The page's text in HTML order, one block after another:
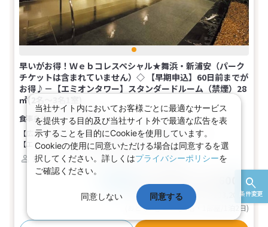
条件変更
早いがお得！Ｗｅｂコレスペシャル★舞浜・新浦安（パーク
チケットは含まれていません）◇ 【早期申込】60日前までが
お得♪－【エミオンタワー】スタンダードルーム（禁煙）28
㎡(2名～3名1室)
食事なし
【広さ】28平米
【ベッド】幅110cm×長さ200cm（2台）
【エキストラベッド】幅100cm×長さ200cm（1台）
1～3名
ツイン バス トイレ 禁煙
56,200～66,600円
基本代金合計112,400〜133,200 円
(おとな2名 こども0名・1部屋/1泊2日)
当社サイト内においてお客様ごとに最適なサービス
を提供する目的及び当社サイト外で最適な広告を表
示することを目的にCookieを使用しています。
Cookieの使用に同意いただける場合は同意するを選
択してください。詳しくはプライバシーポリシーを
ご確認ください。
同意しない 同意する